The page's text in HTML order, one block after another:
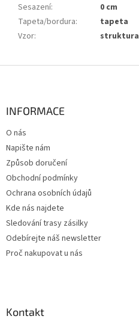
Sesazení:
0 cm
Tapeta/bordura:
tapeta
Vzor: struktura
INFORMACE
O nás
Napište nám
Způsob doručení
Obchodní podmínky
Ochrana osobních údajů
Kde nás najdete
Sledování trasy zásilky
Odebírejte náš newsletter
Proč nakupovat u nás
Kontakt